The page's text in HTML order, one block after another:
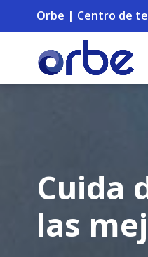
Orbe | Centro de
Cuida
las